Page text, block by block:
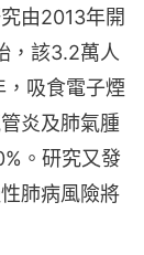
由2013年開
，該3.2萬人
吸食電子煙
炎及肺氣腫
。研究又發
肺病風險將